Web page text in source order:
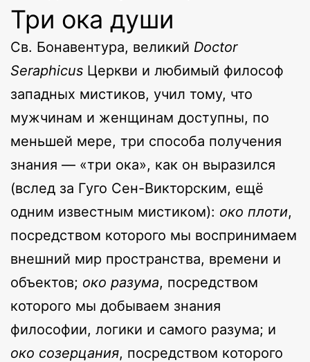
Три ока души
Св. Бонавентура, великий Doctor
Seraphicus Церкви и любимый философ
западных мистиков, учил тому, что
мужчинам и женщинам доступны, по
меньшей мере, три способа получения
знания — «три ока», как он выразился
(вслед за Гуго Сен-Викторским, ещё
одним известным мистиком): око плоти,
посредством которого мы воспринимаем
внешний мир пространства, времени и
объектов; око разума, посредством
которого мы добываем знания
философии, логики и самого разума; и
око созерцания, посредством которого